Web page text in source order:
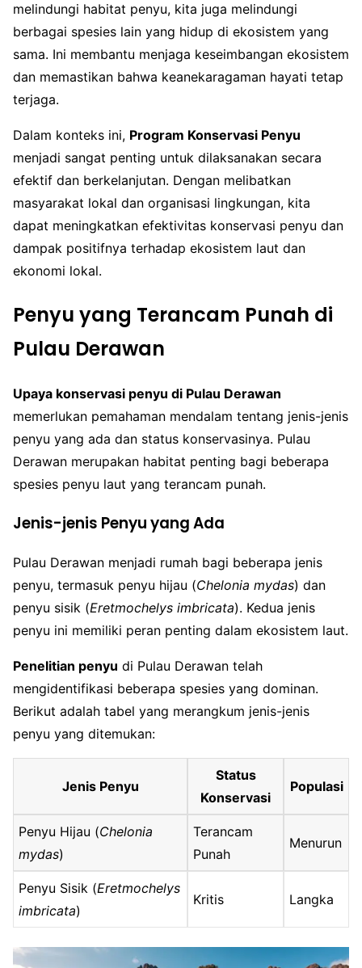
melindungi habitat penyu, kita juga melindungi
berbagai spesies lain yang hidup di ekosistem yang
sama. Ini membantu menjaga keseimbangan ekosistem
dan memastikan bahwa keanekaragaman hayati tetap
terjaga.
Dalam konteks ini, Program Konservasi Penyu
menjadi sangat penting untuk dilaksanakan secara
efektif dan berkelanjutan. Dengan melibatkan
masyarakat lokal dan organisasi lingkungan, kita
dapat meningkatkan efektivitas konservasi penyu dan
dampak positifnya terhadap ekosistem laut dan
ekonomi lokal.
Penyu yang Terancam Punah di
Pulau Derawan
Upaya konservasi penyu di Pulau Derawan
memerlukan pemahaman mendalam tentang jenis-jenis
penyu yang ada dan status konservasinya. Pulau
Derawan merupakan habitat penting bagi beberapa
spesies penyu laut yang terancam punah.
Jenis-jenis Penyu yang Ada
Pulau Derawan menjadi rumah bagi beberapa jenis
penyu, termasuk penyu hijau (Chelonia mydas) dan
penyu sisik (Eretmochelys imbricata). Kedua jenis
penyu ini memiliki peran penting dalam ekosistem laut.
Penelitian penyu di Pulau Derawan telah
mengidentifikasi beberapa spesies yang dominan.
Berikut adalah tabel yang merangkum jenis-jenis
penyu yang ditemukan:
Jenis Penyu
Status
Konservasi
Populasi
Penyu Hijau (Chelonia
mydas)
Terancam
Punah
Menurun
Penyu Sisik (Eretmochelys
imbricata)
Kritis Langka